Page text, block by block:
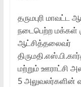
தருமபுரி மாவட்ட
நடைபெற்ற மக்கள்‌
ஆட்சித்தலைவர்‌
மற்றும்‌ ஊராட்சி
5 அலுவலர்களின்‌